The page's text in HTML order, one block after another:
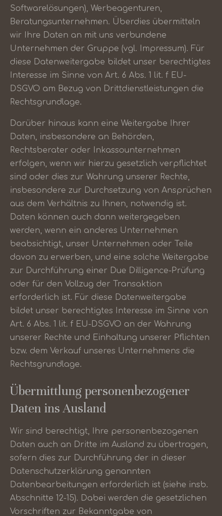
Softwarelösungen), Werbeagenturen,
Beratungsunternehmen. Überdies übermitteln
wir Ihre Daten an mit uns verbundene
Unternehmen der Gruppe (vgl. Impressum). Für
diese Datenweitergabe bildet unser berechtigtes
Interesse im Sinne von Art. 6 Abs. 1 lit. f EU-
DSGVO am Bezug von Drittdienstleistungen die
Rechtsgrundlage.
Darüber hinaus kann eine Weitergabe Ihrer
Daten, insbesondere an Behörden,
Rechtsberater oder Inkassounternehmen
erfolgen, wenn wir hierzu gesetzlich verpflichtet
sind oder dies zur Wahrung unserer Rechte,
insbesondere zur Durchsetzung von Ansprüchen
aus dem Verhältnis zu Ihnen, notwendig ist.
Daten können auch dann weitergegeben
werden, wenn ein anderes Unternehmen
beabsichtigt, unser Unternehmen oder Teile
davon zu erwerben, und eine solche Weitergabe
zur Durchführung einer Due Dilligence-Prüfung
oder für den Vollzug der Transaktion
erforderlich ist. Für diese Datenweitergabe
bildet unser berechtigtes Interesse im Sinne von
Art. 6 Abs. 1 lit. f EU-DSGVO an der Wahrung
unserer Rechte und Einhaltung unserer Pflichten
bzw. dem Verkauf unseres Unternehmens die
Rechtsgrundlage.
Übermittlung personenbezogener
Daten ins Ausland
Wir sind berechtigt, Ihre personenbezogenen
Daten auch an Dritte im Ausland zu übertragen,
sofern dies zur Durchführung der in dieser
Datenschutzerklärung genannten
Datenbearbeitungen erforderlich ist (siehe insb.
Abschnitte 12-15). Dabei werden die gesetzlichen
Vorschriften zur Bekanntgabe von